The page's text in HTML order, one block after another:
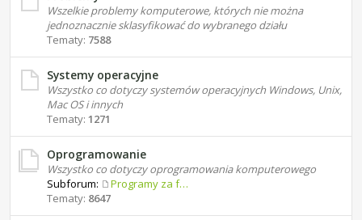
Wszelkie problemy komputerowe, których nie można
jednoznacznie sklasyfikować do wybranego działu
Tematy: 7588
Systemy operacyjne
Wszystko co dotyczy systemów operacyjnych Windows, Unix,
Mac OS i innych
Tematy: 1271
Oprogramowanie
Wszystko co dotyczy oprogramowania komputerowego
Subforum:
Programy za free
Tematy: 8647